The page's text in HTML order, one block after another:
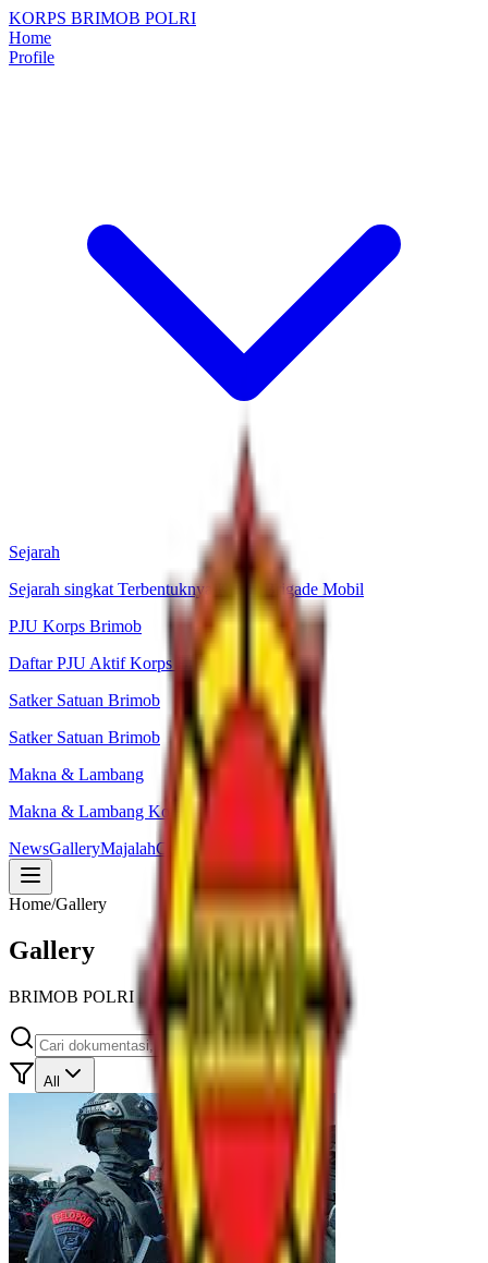
KORPS BRIMOB POLRI
Home
Profile
Sejarah
Sejarah singkat Terbentuknya Korps Brigade Mobil
PJU Korps Brimob
Daftar PJU Aktif Korps Brimob
Satker Satuan Brimob
Satker Satuan Brimob
Makna & Lambang
Makna & Lambang Korps Brimob Polri
NewsGalleryMajalahContact
Home/Gallery
Gallery
BRIMOB POLRI
All